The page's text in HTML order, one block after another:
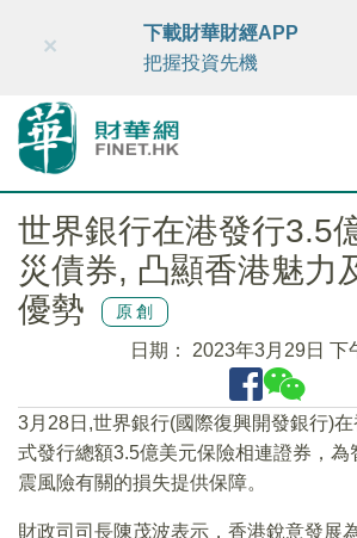
財華智庫網 FINTV FINMETA
×
下載財華財經APP
把握投資先機
世界銀行在港發行3.5
災債券, 凸顯香港魅力
優勢
原創
日期： 2023年3月29日 下
3月28日,世界銀行(國際復興開發銀行)
式發行總額3.5億美元保險相連證券，為
震風險有關的損失提供保障。
財政司司長陳茂波表示，香港銳意發展